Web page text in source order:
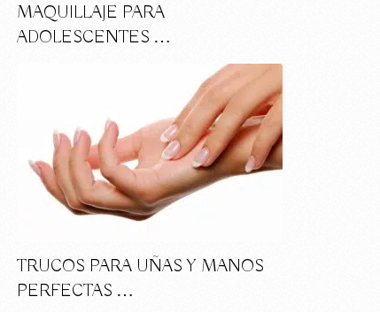
MAQUILLAJE PARA
ADOLESCENTES …
TRUCOS PARA UÑAS Y MANOS
PERFECTAS …